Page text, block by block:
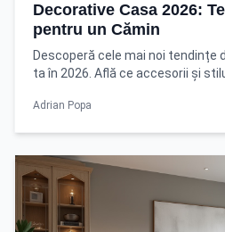
Decorative Casa 2026:
pentru un Cămin
Descoperă cele mai noi tendințe
ta în 2026. Află ce accesorii și
Adrian Popa